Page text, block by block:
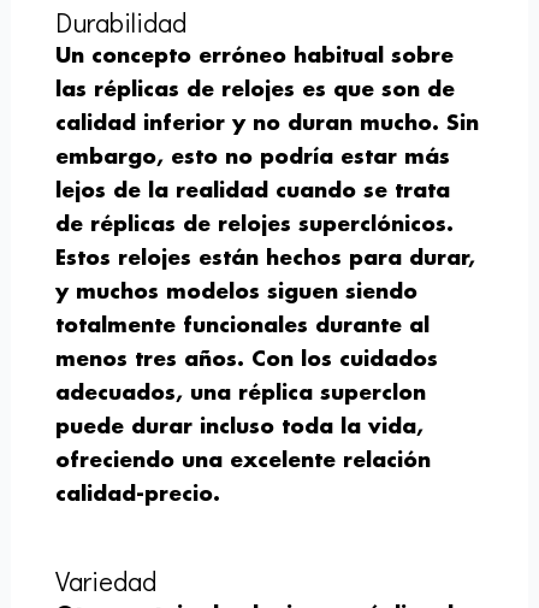
Durabilidad
Un concepto erróneo habitual sobre
las réplicas de relojes es que son de
calidad inferior y no duran mucho. Sin
embargo, esto no podría estar más
lejos de la realidad cuando se trata
de réplicas de relojes superclónicos.
Estos relojes están hechos para durar,
y muchos modelos siguen siendo
totalmente funcionales durante al
menos tres años. Con los cuidados
adecuados, una réplica superclon
puede durar incluso toda la vida,
ofreciendo una excelente relación
calidad-precio.
Variedad